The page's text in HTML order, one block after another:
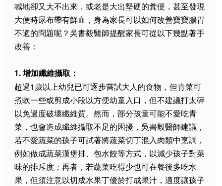
喊地卻又大不出來，或老是大出堅硬的糞便，甚至發現
大便時尿布帶有鮮血，身為家長可以如何改善寶寶腸胃
不適的問題呢？吳書毅醫師提醒家長可從以下幾點著手
改善：
1. 增加纖維攝取：
超過1歲以上幼兒已可逐步嘗試大人的食物，但青菜可
煮軟一些或剪成小段以方便幼童入口，但不建議打太碎
以免過度破壞纖維質。然而，部分孩童可能不愛吃青
菜，也會造成纖維攝取不足的困擾，吳書毅醫師建議，
若不愛蔬菜的孩子可試著將蔬菜切丁混入肉類中烹調，
例如做成蔬菜漢堡排、包水餃等方式，以減少孩子對菜
味的排斥度；再者，若蔬菜吃得少也可在餐後多吃水
果，但須注意以切成水果丁優於打成果汁，適度讓孩子